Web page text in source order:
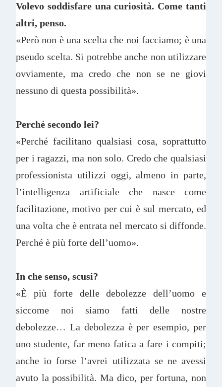
Volevo soddisfare una curiosità. Come tanti
altri, penso.
«Però non è una scelta che noi facciamo; è una
pseudo scelta. Si potrebbe anche non utilizzare
ovviamente, ma credo che non se ne giovi
nessuno di questa possibilità».
Perché secondo lei?
«Perché facilitano qualsiasi cosa, soprattutto
per i ragazzi, ma non solo. Credo che qualsiasi
professionista utilizzi oggi, almeno in parte,
l’intelligenza artificiale che nasce come
facilitazione, motivo per cui è sul mercato, ed
una volta che è entrata nel mercato si diffonde.
Perché è più forte dell’uomo».
In che senso, scusi?
«È più forte delle debolezze dell’uomo e
siccome noi siamo fatti delle nostre
debolezze… La debolezza è per esempio, per
uno studente, far meno fatica a fare i compiti;
anche io forse l’avrei utilizzata se ne avessi
avuto la possibilità. Ma dico, per fortuna, non